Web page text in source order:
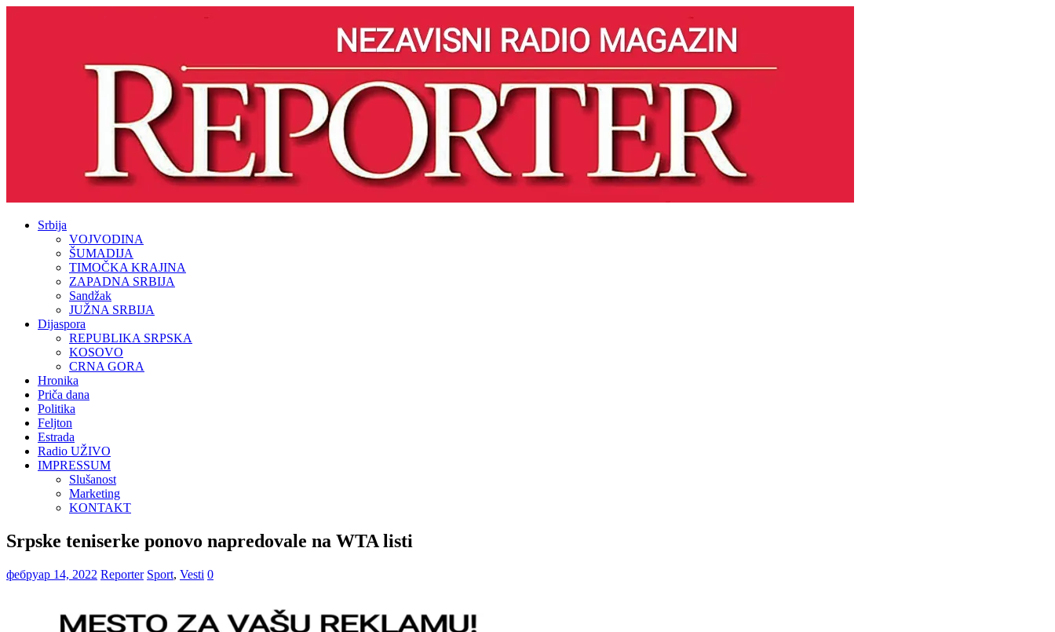
Srbija
VOJVODINA
ŠUMADIJA
TIMOČKA KRAJINA
ZAPADNA SRBIJA
Sandžak
JUŽNA SRBIJA
Dijaspora
REPUBLIKA SRPSKA
KOSOVO
CRNA GORA
Hronika
Priča dana
Politika
Feljton
Estrada
Radio UŽIVO
IMPRESSUM
Slušanost
Marketing
KONTAKT
Srpske teniserke ponovo napredovale na WTA listi
фебруар 14, 2022 Reporter Sport, Vesti 0